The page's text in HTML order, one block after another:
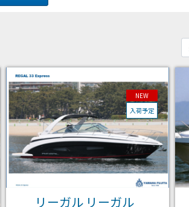
リーガル リーガル
NEW
入荷予定